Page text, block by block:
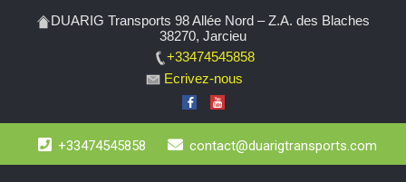
DUARIG Transports 98 Allée Nord – Z.A. des Blaches
38270, Jarcieu
+33474545858
Ecrivez-nous
+33474545858 contact@duarigtransports.com